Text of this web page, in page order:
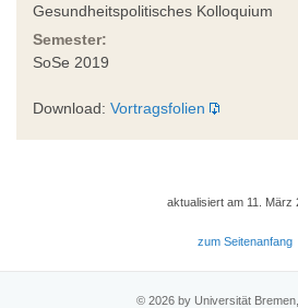
Gesundheitspolitisches Kolloquium
Semester:
SoSe 2019
Download: Vortragsfolien
aktualisiert am 11. März
zum Seitenanfang
© 2026 by Universität